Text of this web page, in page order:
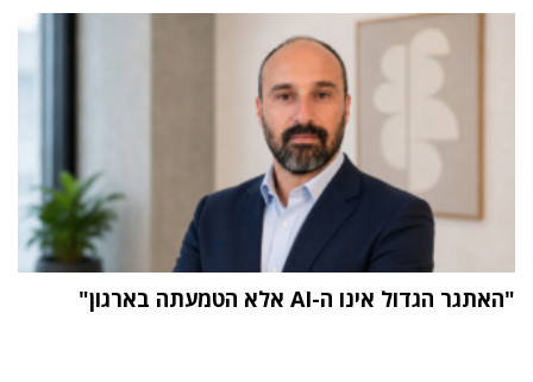
"האתגר הגדול אינו ה-AI אלא הטמעתה בארגון"